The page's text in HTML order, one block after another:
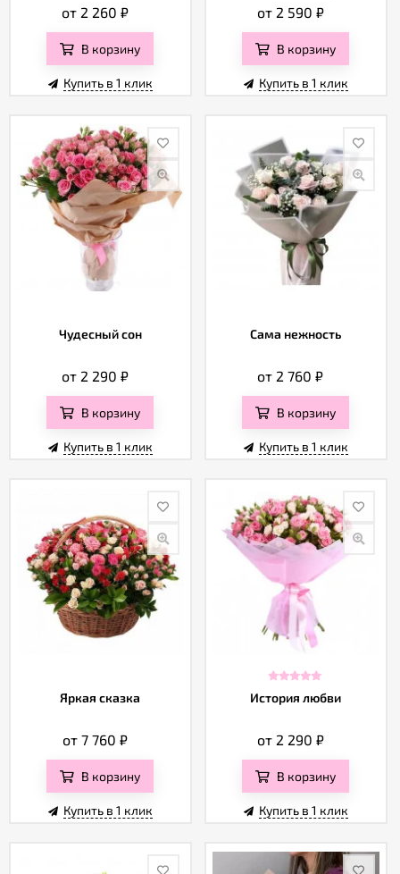
от 2 260 ₽
В корзину
Купить в 1 клик
от 2 590 ₽
В корзину
Купить в 1 клик
Чудесный сон
от 2 290 ₽
В корзину
Купить в 1 клик
Сама нежность
от 2 760₽
В корзину
Купить в 1 клик
Яркая сказка
от 7 760 ₽
В корзину
Купить в 1 клик
История любви
от 2 290 ₽
В корзину
Купить в 1 клик